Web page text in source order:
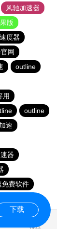
风驰加速器
版
度器
网
outline
用
outline
速
器
免费软件
推荐
下载
1.428304s